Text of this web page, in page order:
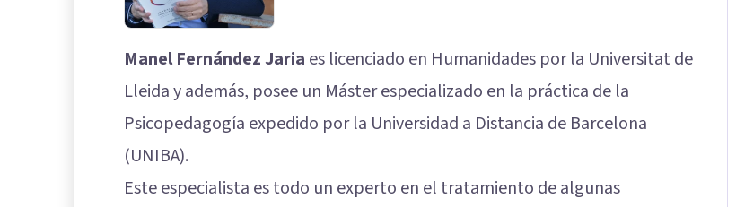
Manel Fernández Jaria es licenciado en Humanidades por la Universitat de
Lleida y además, posee un Máster especializado en la práctica de la
Psicopedagogía expedido por la Universidad a Distancia de Barcelona
(UNIBA).
Este especialista es todo un experto en el tratamiento de algunas